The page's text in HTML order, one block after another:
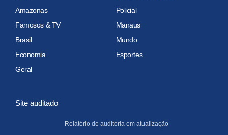
Amazonas
Policial
Famosos & TV
Manaus
Brasil
Mundo
Economia
Esportes
Geral
Site auditado
Relatório de auditoria em atualização